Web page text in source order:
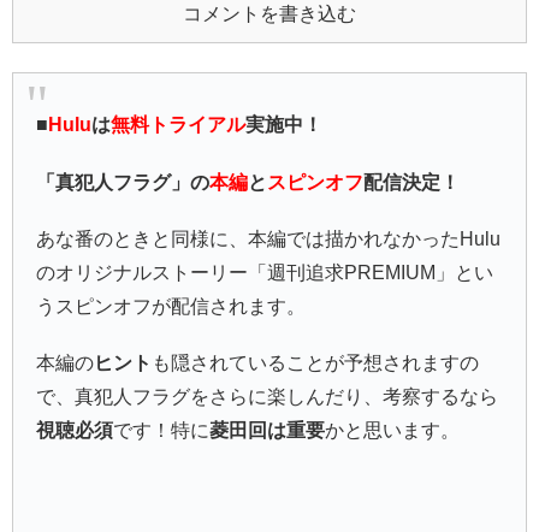
コメントを書き込む
■ Huluは無料トライアル実施中！
「真犯人フラグ」の本編と スピンオフ配信決定！
あな番のときと同様に、本編では描かれなかったHulu
のオリジナルストーリー「週刊追求PREMIUM」とい
うスピンオフが配信されます。
本編のヒント も隠されていることが予想されますの
で、真犯人フラグをさらに楽しんだり、考察するなら
視聴必須です！特に菱田回は重要かと思います。